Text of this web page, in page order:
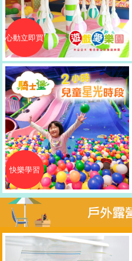
心動立即買
快樂學習